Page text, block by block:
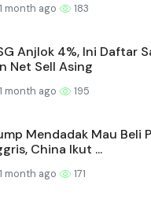
1 month ago 183
Anjlok 4%, Ini Daftar
Net Sell Asing
1 month ago 195
Mendadak Mau Beli
China Ikut ...
1 month ago 171